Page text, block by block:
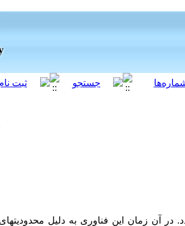
برمی­گردد. در آن زمان این فناوری به دلیل